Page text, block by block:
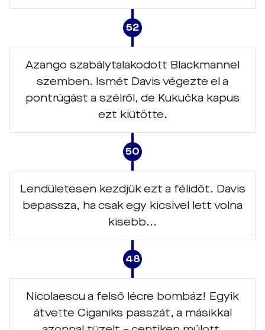
52
Azango szabálytalakodott Blackmannel
szemben. Ismét Davis végezte el a
pontrúgást a szélről, de Kukučka kapus
ezt kiütötte.
50
Lendületesen kezdjük ezt a félidőt. Davis
bepassza, ha csak egy kicsivel lett volna
kisebb...
48
Nicolaescu a felső lécre bombáz! Egyik
átvette Ciganiks passzát, a másikkal